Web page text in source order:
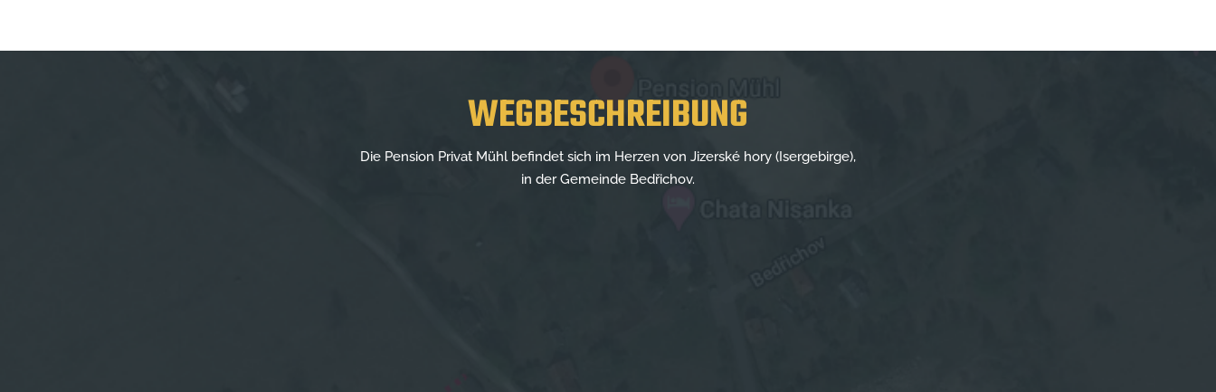
WEGBESCHREIBUNG
Die Pension Privat Mühl befindet sich im Herzen von Jizerské hory (Isergebirge),
in der Gemeinde Bedřichov.